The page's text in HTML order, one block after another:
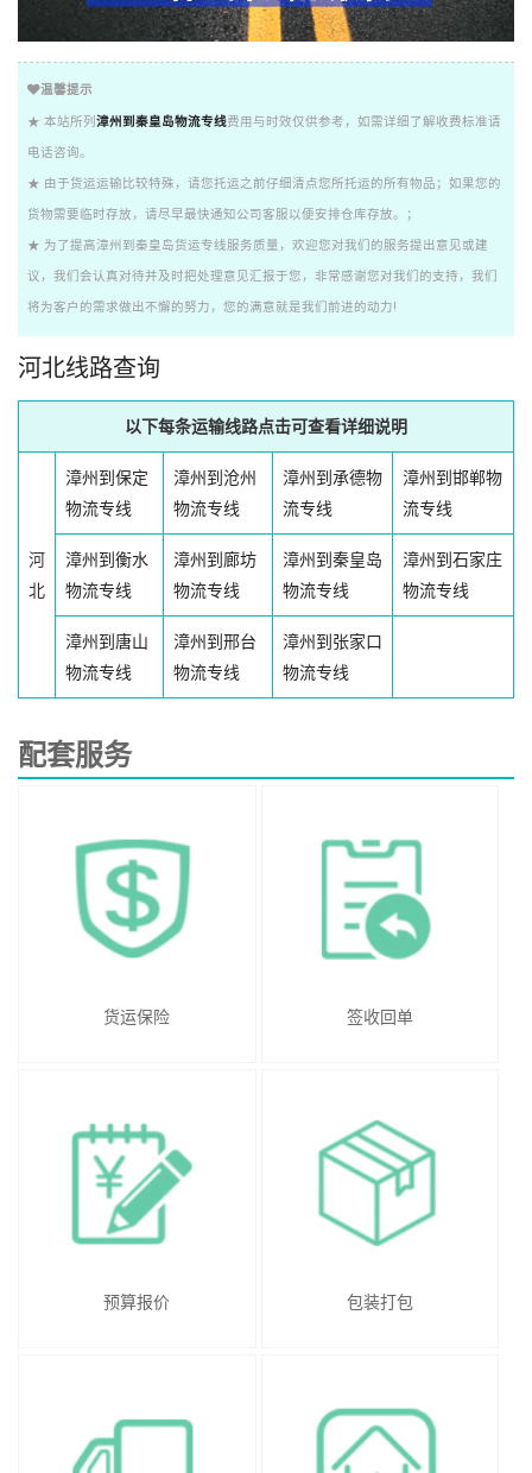
温馨提示
★ 本站所列 漳州到秦皇岛物流专线费用与时效仅供参考，如需详细了解收费标准请
电话咨询。
★ 由于货运运输比较特殊，请您托运之前仔细清点您所托运的所有物品；如果您的
货物需要临时存放，请尽早最快通知公司客服以便安排仓库存放。；
★ 为了提高漳州到秦皇岛货运专线服务质量，欢迎您对我们的服务提出意见或建
议，我们会认真对待并及时把处理意见汇报于您，非常感谢您对我们的支持，我们
将为客户的需求做出不懈的努力，您的满意就是我们前进的动力!
河北线路查询
以下每条运输线路点击可查看详细说明
河
北
漳州到保定
物流专线
漳州到沧州
物流专线
漳州到承德物
流专线
漳州到邯郸物
流专线
漳州到衡水
物流专线
漳州到廊坊
物流专线
漳州到秦皇岛
物流专线
漳州到石家庄
物流专线
漳州到唐山
物流专线
漳州到邢台
物流专线
漳州到张家口
物流专线
配套服务
货运保险 签收回单
预算报价 包装打包